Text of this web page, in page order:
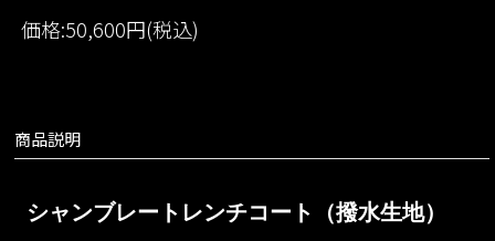
価格:50,600円(税込)
商品説明
シャンブレートレンチコート（撥水生地）